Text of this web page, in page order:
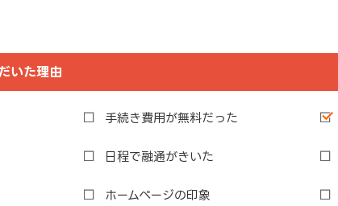
いた理由
手続き費用が無料だった
日程で融通がきいた
ホームページの印象